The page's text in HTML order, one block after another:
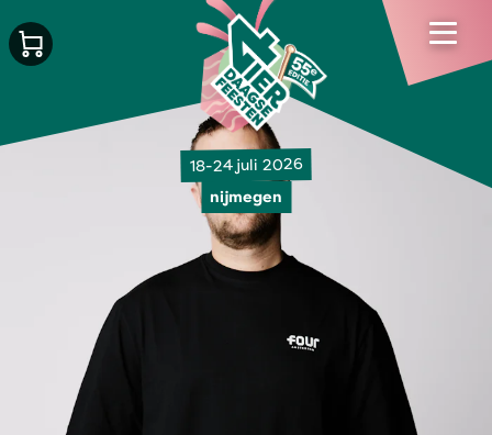
18-24 juli 2026
nijmegen